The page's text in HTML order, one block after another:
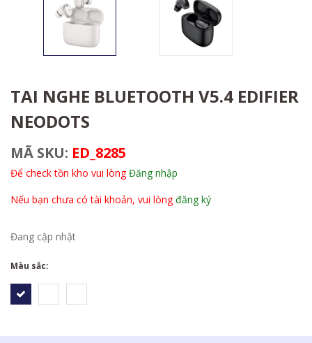
TAI NGHE BLUETOOTH V5.4 EDIFIER
NEODOTS
MÃ SKU: ED_8285
Để check tồn kho vui lòngĐăng nhập
Nếu bạn chưa có tài khoản, vui lòngđăng ký
Đang cập nhật
Màu sắc: